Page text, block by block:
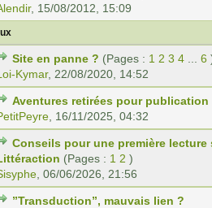
, 15/08/2012, 15:09
Site en panne ? (Pages : 1 2 3 4 6
Kymar, 22/08/2020, 14:52
Aventures retirées pour publication
16/11/2025, 04:32
Conseils pour une première lecture
(Pages : 1 2 )
06/06/2026, 21:56
”Transduction”, mauvais lien ?